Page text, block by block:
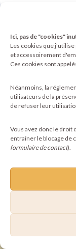
Ici, pas de "cookies"
Les cookies que
et accessoirement
Ces cookies sont
Néanmoins, la
utilisateurs de la
de refuser leur
Vous avez donc le droit
entraîner le blocage de
formulaire de contact).
©2025